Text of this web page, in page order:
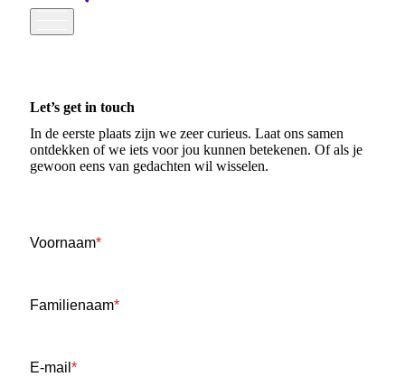
Let’s get in touch
In de eerste plaats zijn we zeer curieus. Laat ons samen
ontdekken of we iets voor jou kunnen betekenen. Of als je
gewoon eens van gedachten wil wisselen.
Voornaam*
Familienaam*
E-mail *